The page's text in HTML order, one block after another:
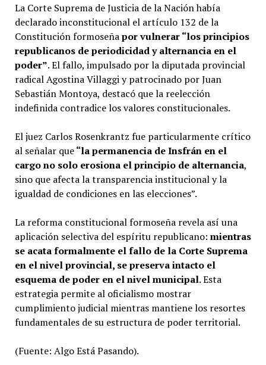
La Corte Suprema de Justicia de la Nación había
declarado inconstitucional el artículo 132 de la
Constitución formoseñapor vulnerar “los principios
republicanos de periodicidad y alternancia en el
poder”. El fallo, impulsado por la diputada provincial
radical Agostina Villaggi y patrocinado por Juan
Sebastián Montoya, destacó que la reelección
indefinida contradice los valores constitucionales.
El juez Carlos Rosenkrantz fue particularmente crítico
al señalar que“la permanencia de Insfrán en el
cargo no solo erosiona el principio de alternancia,
sino que afecta la transparencia institucional y la
igualdad de condiciones en las elecciones”.
La reforma constitucional formoseña revela así una
aplicación selectiva del espíritu republicano: mientras
se acata formalmente el fallo de la Corte Suprema
en el nivel provincial, se preserva intacto el
esquema de poder en el nivel municipal. Esta
estrategia permite al oficialismo mostrar
cumplimiento judicial mientras mantiene los resortes
fundamentales de su estructura de poder territorial.
(Fuente: Algo Está Pasando).